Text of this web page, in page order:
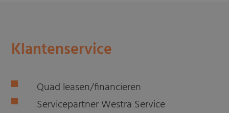
Klantenservice
Quad leasen/financieren
Servicepartner Westra Service